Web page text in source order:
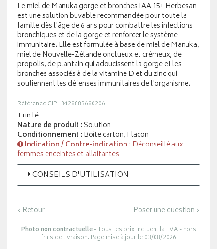
Le miel de Manuka gorge et bronches IAA 15+ Herbesan
est une solution buvable recommandée pour toute la
famille dès l'âge de 6 ans pour combattre les infections
bronchiques et de la gorge et renforcer le système
immunitaire. Elle est formulée à base de miel de Manuka,
miel de Nouvelle-Zélande onctueux et crémeux, de
propolis, de plantain qui adoucissent la gorge et les
bronches associés à de la vitamine D et du zinc qui
soutiennent les défenses immunitaires de l'organisme.
Référence CIP : 3428883680206
1 unité
Nature de produit : Solution
Conditionnement : Boite carton, Flacon
Indication / Contre-indication : Déconseillé aux
femmes enceintes et allaitantes
CONSEILS D'UTILISATION
‹ Retour Poser une question ›
Photo non contractuelle- Tous les prix incluent la TVA - hors
frais de livraison. Page mise à jour le 03/08/2026